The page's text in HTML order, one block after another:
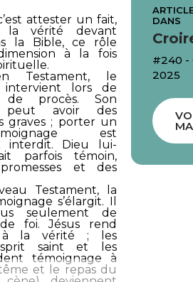
attester un fait,
la vérité devant
la Bible, ce rôle
à la fois
Testament, le
lors de
procès. Son
peut avoir des
graves ; porter un
est
interdit. Dieu lui-
parfois témoin,
et des
Testament, la
s’élargit. Il
seulement de
foi. Jésus rend
à la vérité ; les
saint et les
témoignage à
et le repas du
DANS
#240 -
2025